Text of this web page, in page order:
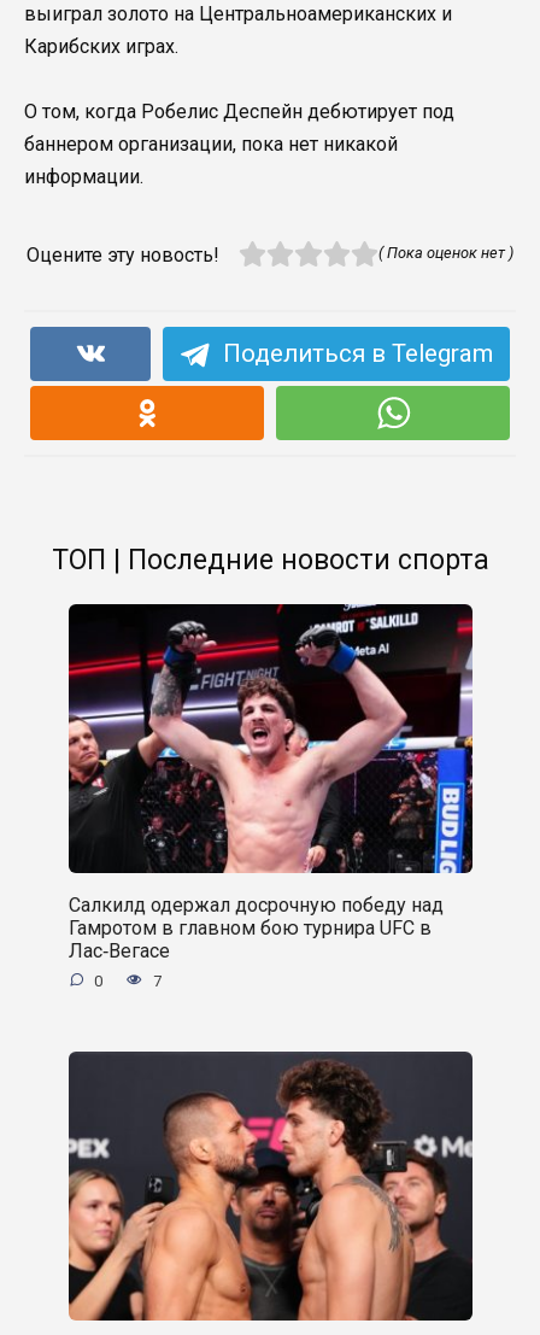
выиграл золото на Центральноамериканских и
Карибских играх.
О том, когда Робелис Деспейн дебютирует под
баннером организации, пока нет никакой
информации.
Оцените эту новость! ( Пока оценок нет )
Поделиться в Telegram
ТОП | Последние новости спорта
Салкилд одержал досрочную победу над
Гамротом в главном бою турнира UFC в
Лас‑Вегасе
0 7